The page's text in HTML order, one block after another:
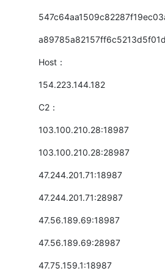
Host：
154.223.144.182
C2：
103.100.210.28:18987
103.100.210.28:28987
47.244.201.71:18987
47.244.201.71:28987
47.56.189.69:18987
47.56.189.69:28987
47.75.159.1:18987